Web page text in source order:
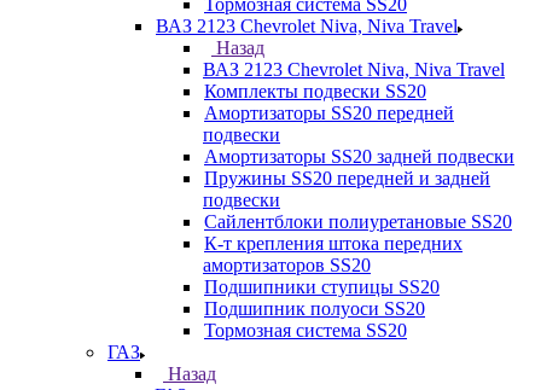
Тормозная система SS20
ВАЗ 2123 Chevrolet Niva, Niva Travel
Назад
ВАЗ 2123 Chevrolet Niva, Niva Travel
Комплекты подвески SS20
Амортизаторы SS20 передней
подвески
Амортизаторы SS20 задней подвески
Пружины SS20 передней и задней
подвески
Сайлентблоки полиуретановые SS20
К-т крепления штока передних
амортизаторов SS20
Подшипники ступицы SS20
Подшипник полуоси SS20
Тормозная система SS20
ГАЗ
Назад